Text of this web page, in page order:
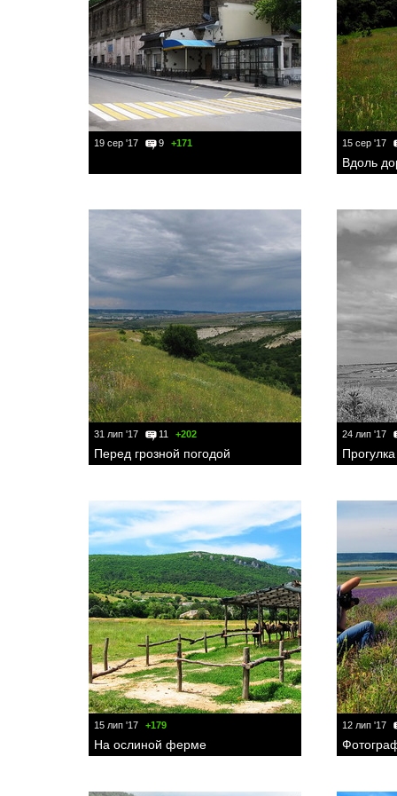
19 сер '17 9 +171 15 сер '17
Вдоль
31 лип '17 11 +202
Перед грозной погодой
24 лип '17
Прогулка
15 лип '17 +179
На ослиной ферме
12 лип '17